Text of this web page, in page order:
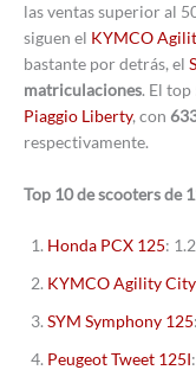
las ventas superior al
siguen el KYMCO
bastante por detrás, el
matriculaciones. El
Piaggio Liberty, con
respectivamente.
Top 10 de scooters de
Honda PCX 125:
KYMCO Agility
SYM Symphony 125
Peugeot Tweet 125I